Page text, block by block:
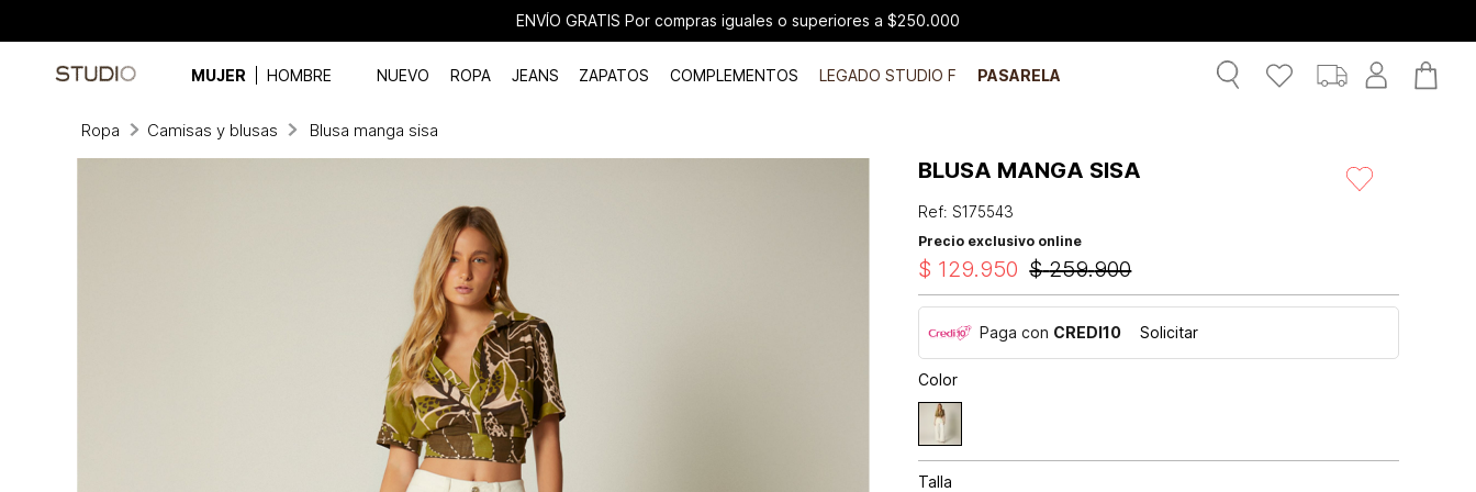
ENVÍO GRATIS Por compras iguales o superiores a $250.000
MUJER HOMBRE NUEVO ROPA JEANS ZAPATOS COMPLEMENTOS LEGADO STUDIO F PASARELA
Ropa Camisas y blusas Blusa manga sisa
BLUSA MANGA SISA
Ref:S175543
Precio exclusivo online
$ 259.900
$ 129.950
Paga con CREDI10 Solicitar
Color
Talla